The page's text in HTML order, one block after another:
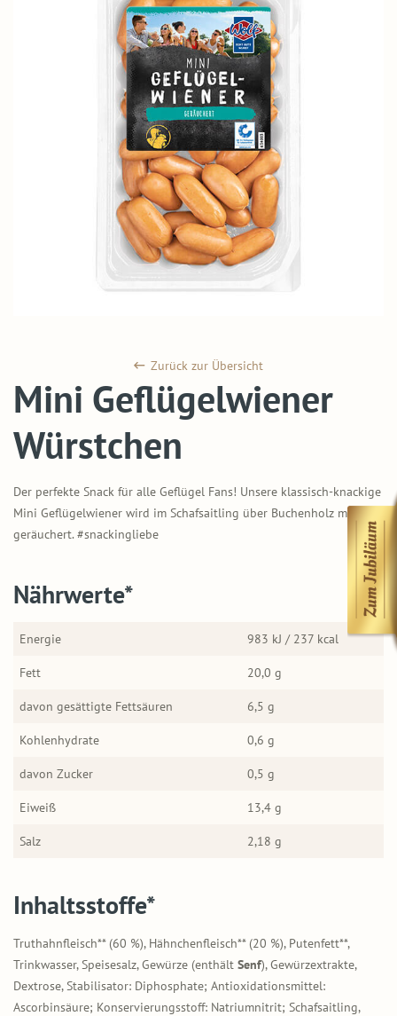
Zurück zur Übersicht
Mini Geflügelwiener
Würstchen
Der perfekte Snack für alle Geflügel Fans! Unsere klassisch-knackige
Mini Geflügelwiener wird im Schafsaitling über Buchenholz mild
geräuchert. #snackingliebe
Nährwerte*
Energie 983 kJ / 237 kcal
Fett 20,0 g
davon gesättigte Fettsäuren 6,5 g
Kohlenhydrate 0,6 g
davon Zucker 0,5 g
Eiweiß 13,4 g
Salz 2,18 g
Inhaltsstoffe*
Truthahnfleisch** (60 %), Hähnchenfleisch** (20 %), Putenfett**,
Trinkwasser, Speisesalz, Gewürze (enthält Senf), Gewürzextrakte,
Dextrose, Stabilisator: Diphosphate; Antioxidationsmittel:
Ascorbinsäure; Konservierungsstoff: Natriumnitrit; Schafsaitling,